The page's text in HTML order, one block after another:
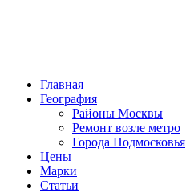
Главная
География
Районы Москвы
Ремонт возле метро
Города Подмосковья
Цены
Марки
Статьи